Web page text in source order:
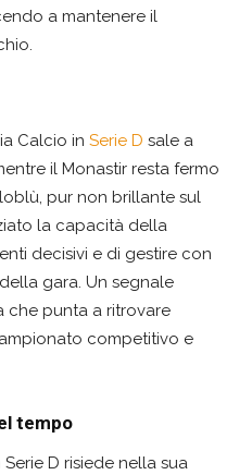
a mantenere il
Calcio in Serie D sale a
il Monastir resta fermo
pur non brillante sul
la capacità della
decisivi e di gestire con
gara. Un segnale
che punta a ritrovare
competitivo e
tempo
D risiede nella sua